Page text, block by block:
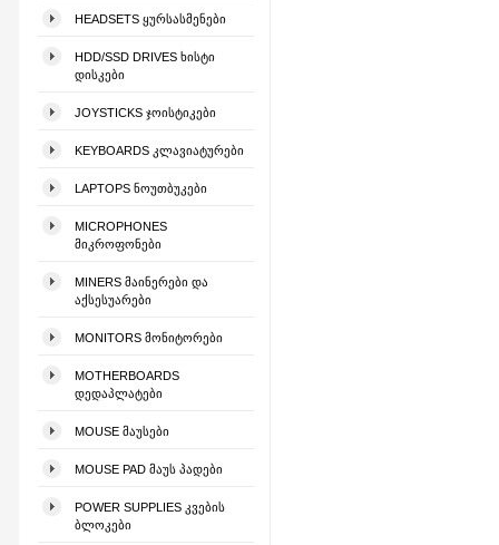
HEADSETS ᲧᲣᲠᲡᲐᲡᲛᲔᲜᲔᲑᲘ
HDD/SSD DRIVES ᲮᲘᲡᲢᲘ
ᲓᲘᲡᲙᲔᲑᲘ
JOYSTICKS ᲯᲝᲘᲡᲢᲘᲙᲔᲑᲘ
KEYBOARDS ᲙᲚᲐᲕᲘᲐᲢᲣᲠᲔᲑᲘ
LAPTOPS ᲜᲝᲣᲗᲑᲣᲙᲔᲑᲘ
MICROPHONES
ᲛᲘᲙᲠᲝᲤᲝᲜᲔᲑᲘ
MINERS ᲛᲐᲘᲜᲔᲠᲔᲑᲘ ᲓᲐ
ᲐᲥᲡᲔᲡᲣᲐᲠᲔᲑᲘ
MONITORS ᲛᲝᲜᲘᲢᲝᲠᲔᲑᲘ
MOTHERBOARDS
ᲓᲔᲓᲐᲞᲚᲐᲢᲔᲑᲘ
MOUSE ᲛᲐᲣᲡᲔᲑᲘ
MOUSE PAD ᲛᲐᲣᲡ ᲞᲐᲓᲔᲑᲘ
POWER SUPPLIES ᲙᲕᲔᲑᲘᲡ
ᲑᲚᲝᲙᲔᲑᲘ